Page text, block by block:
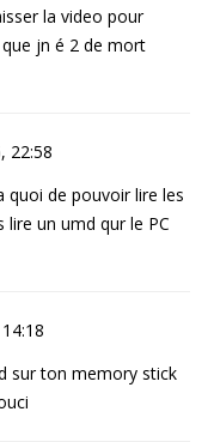
la video pour
jn é 2 de mort
22:58
quoi de pouvoir lire les
lire un umd qur le PC
sur ton memory stick